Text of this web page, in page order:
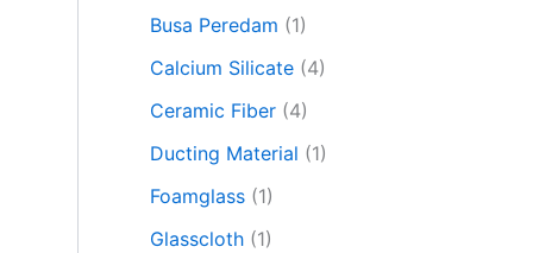
Busa Peredam (1)
Calcium Silicate (4)
Ceramic Fiber (4)
Ducting Material (1)
Foamglass (1)
Glasscloth (1)